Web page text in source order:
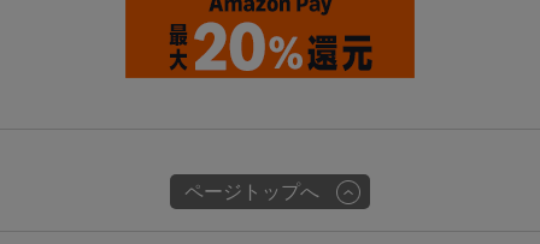
ページトップへ